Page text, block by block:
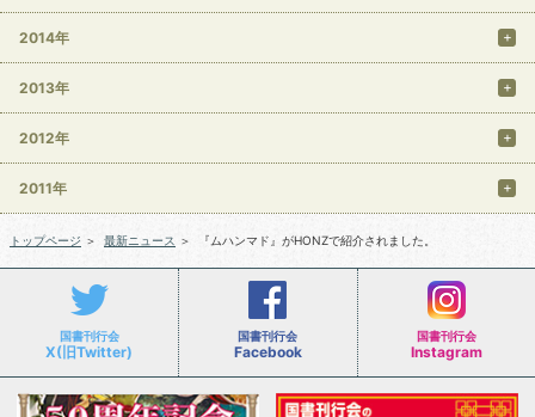
2014年
2013年
2012年
2011年
トップページ ＞ 最新ニュース ＞ 『ムハンマド』がHONZで紹介されました。
国書刊行会
X(旧Twitter)
国書刊行会
Facebook
国書刊行会
Instagram